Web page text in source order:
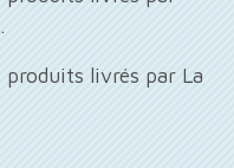
produits livrés par La